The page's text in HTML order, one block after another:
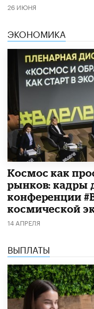
26 ИЮНЯ
ЭКОНОМИКА
Космос как
рынков: кадры
конференции
космической
14 АПРЕЛЯ
ВЫПЛАТЫ